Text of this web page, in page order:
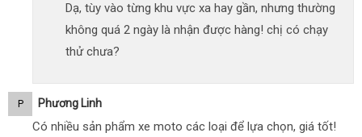
Dạ, tùy vào từng khu vực xa hay gần, nhưng thường
không quá 2 ngày là nhận được hàng! chị có chạy
thử chưa?
P Phương Linh
Có nhiều sản phẩm xe moto các loại để lựa chọn, giá tốt!